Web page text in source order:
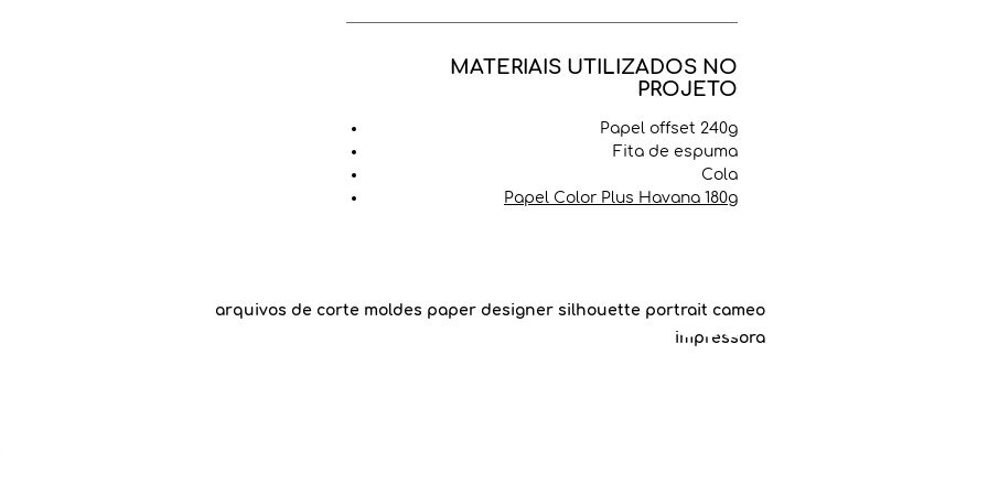
MATERIAIS UTILIZADOS NO
PROJETO
Papel offset 240g
Fita de espuma
Cola
Papel Color Plus Havana 180g
arquivos de corte moldes paper designer silhouette portrait cameo
impressora